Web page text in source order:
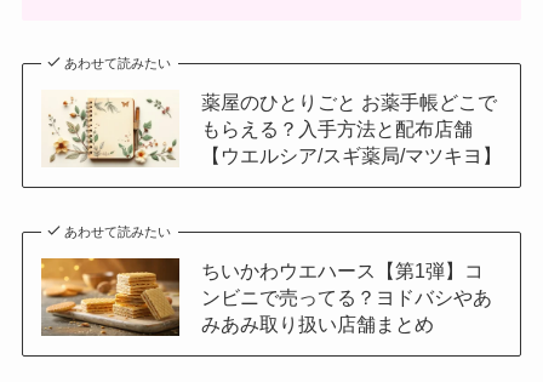
あわせて読みたい
薬屋のひとりごと お薬手帳どこで
もらえる？入手方法と配布店舗
【ウエルシア/スギ薬局/マツキヨ】
あわせて読みたい
ちいかわウエハース【第1弾】コ
ンビニで売ってる？ヨドバシやあ
みあみ取り扱い店舗まとめ